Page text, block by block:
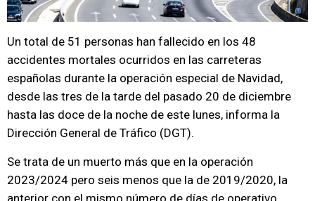
Un total de 51 personas han fallecido en los 48
accidentes mortales ocurridos en las carreteras
españolas durante la operación especial de Navidad,
desde las tres de la tarde del pasado 20 de diciembre
hasta las doce de la noche de este lunes, informa la
Dirección General de Tráfico (DGT).
Se trata de un muerto más que en la operación
2023/2024 pero seis menos que la de 2019/2020, la
anterior con el mismo número de días de operativo